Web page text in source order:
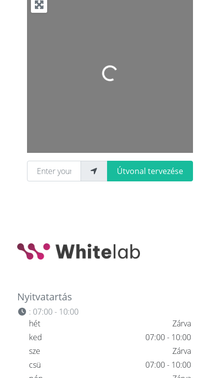
Loading...
Enter your location
Útvonal tervezése
Nyitvatartás
: 07:00 - 10:00
hét
Zárva
ked
07:00 - 10:00
sze
Zárva
csü
07:00 - 10:00